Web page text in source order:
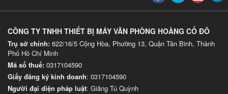
CÔNG TY TNHH THIẾT BỊ MÁY VĂN PHÒNG HOÀNG CỐ ĐÔ
Trụ sở chính: 622/16/5 Cộng Hòa, Phường 13, Quận Tân Binh, Thành
Phố Hồ Chí Minh
Mã số thuế: 0317104590
Giấy đăng ký kinh doanh: 0317104590
Người đại diện pháp luật: Giảng Tú Quỳnh